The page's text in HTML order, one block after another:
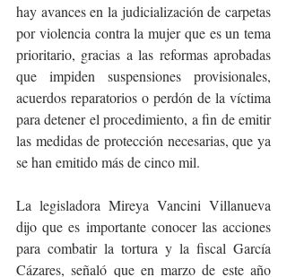
hay avances en la judicialización de carpetas
por violencia contra la mujer que es un tema
prioritario, gracias a las reformas aprobadas
que impiden suspensiones provisionales,
acuerdos reparatorios o perdón de la víctima
para detener el procedimiento, a fin de emitir
las medidas de protección necesarias, que ya
se han emitido más de cinco mil.
La legisladora Mireya Vancini Villanueva
dijo que es importante conocer las acciones
para combatir la tortura y la fiscal García
Cázares, señaló que en marzo de este año